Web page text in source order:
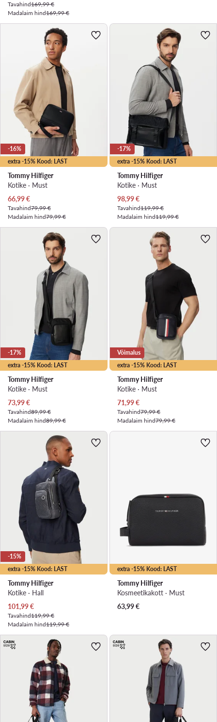
Tavahind169,99 €
Madalaim hind169,99 €
extra -15% Kood: LAST
-16%
Tommy Hilfiger
Kotike · Must
Praegune hind
66,99€
Tavahind79,99 €
Madalaim hind79,99 €
extra -15% Kood: LAST
-17%
Tommy Hilfiger
Kotike · Must
Praegune hind
98,99€
Tavahind119,99 €
Madalaim hind119,99 €
extra -15% Kood: LAST
-17%
Tommy Hilfiger
Kotike · Must
Praegune hind
73,99€
Tavahind89,99 €
Madalaim hind89,99 €
extra -15% Kood: LAST
Võimalus
Tommy Hilfiger
Kotike · Must
Praegune hind
71,99€
Tavahind79,99 €
Madalaim hind79,99 €
extra -15% Kood: LAST
-15%
Tommy Hilfiger
Kotike · Hall
Praegune hind
101,99€
Tavahind119,99 €
Madalaim hind119,99 €
extra -15% Kood: LAST
Tommy Hilfiger
Kosmeetikakott · Must
63,99€